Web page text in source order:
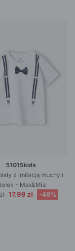
51015kids
z imitacją muchy i
- Max&Mia
17.99 zł -49%